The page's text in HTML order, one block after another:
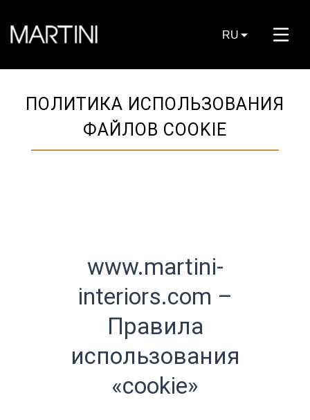
RU
ПОЛИТИКА ИСПОЛЬЗОВАНИЯ
ФАЙЛОВ COOKIE
www.martini-
interiors.com –
Правила
использования
«cookie»